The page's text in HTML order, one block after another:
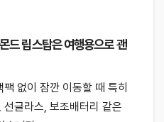
드 립스탑은 여행용으로 괜
없이 잠깐 이동할 때 특히
글라스, 보조배터리 같은